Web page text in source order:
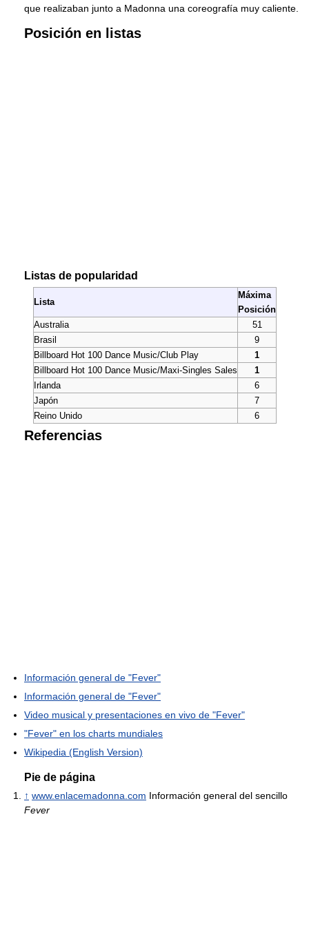
que realizaban junto a Madonna una coreografía muy caliente.
Posición en listas
Listas de popularidad
Lista
Máxima
Posición
Australia
51
Brasil
9
Billboard Hot 100 Dance Music/Club Play
1
Billboard Hot 100 Dance Music/Maxi-Singles Sales
1
Irlanda
6
Japón
7
Reino Unido
6
Referencias
Información general de "Fever"
Información general de "Fever"
Video musical y presentaciones en vivo de "Fever"
"Fever" en los charts mundiales
Wikipedia (English Version)
Pie de página
↑ www.enlacemadonna.com Información general del sencillo
Fever